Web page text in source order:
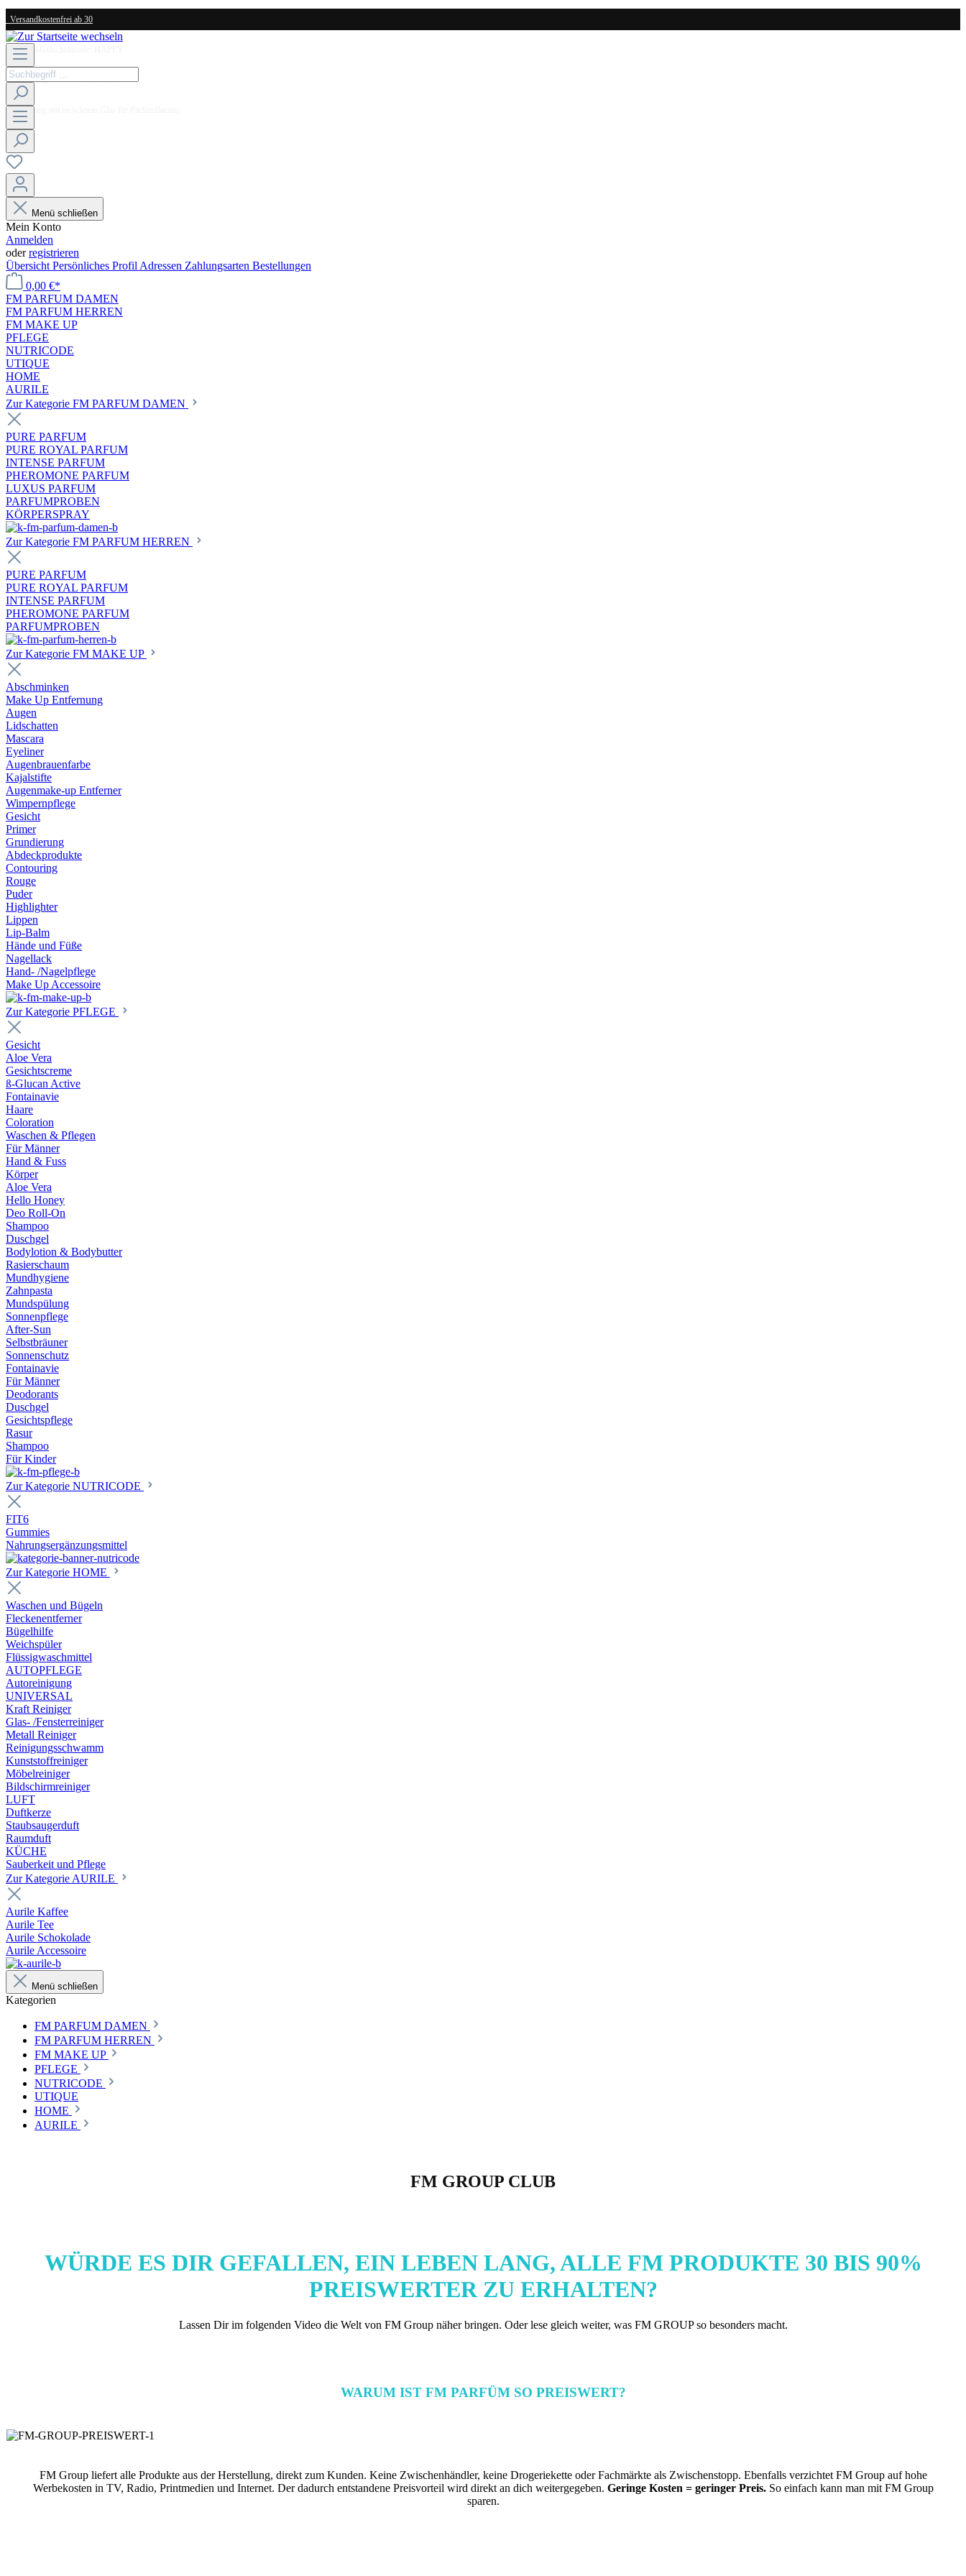
Versandkostenfrei ab 30
Geheim-Gutscheincode: HAPPY
Bewertung ⭐⭐⭐⭐⭐ 4.75 / 5.00
Nachhaltig mit recycletem Glas für Parfümflacons
Menü schließen
Mein Konto
Anmelden
oderregistrieren
Übersicht Persönliches Profil Adressen Zahlungsarten Bestellungen
0,00 €*
FM PARFUM DAMEN
FM PARFUM HERREN
FM MAKE UP
PFLEGE
NUTRICODE
UTIQUE
HOME
AURILE
Zur Kategorie FM PARFUM DAMEN
PURE PARFUM
PURE ROYAL PARFUM
INTENSE PARFUM
PHEROMONE PARFUM
LUXUS PARFUM
PARFUMPROBEN
KÖRPERSPRAY
Zur Kategorie FM PARFUM HERREN
PURE PARFUM
PURE ROYAL PARFUM
INTENSE PARFUM
PHEROMONE PARFUM
PARFUMPROBEN
Zur Kategorie FM MAKE UP
Abschminken
Make Up Entfernung
Augen
Lidschatten
Mascara
Eyeliner
Augenbrauenfarbe
Kajalstifte
Augenmake-up Entferner
Wimpernpflege
Gesicht
Primer
Grundierung
Abdeckprodukte
Contouring
Rouge
Puder
Highlighter
Lippen
Lip-Balm
Hände und Füße
Nagellack
Hand- /Nagelpflege
Make Up Accessoire
Zur Kategorie PFLEGE
Gesicht
Aloe Vera
Gesichtscreme
ß-Glucan Active
Fontainavie
Haare
Coloration
Waschen & Pflegen
Für Männer
Hand & Fuss
Körper
Aloe Vera
Hello Honey
Deo Roll-On
Shampoo
Duschgel
Bodylotion & Bodybutter
Rasierschaum
Mundhygiene
Zahnpasta
Mundspülung
Sonnenpflege
After-Sun
Selbstbräuner
Sonnenschutz
Fontainavie
Für Männer
Deodorants
Duschgel
Gesichtspflege
Rasur
Shampoo
Für Kinder
Zur Kategorie NUTRICODE
FIT6
Gummies
Nahrungsergänzungsmittel
Zur Kategorie HOME
Waschen und Bügeln
Fleckenentferner
Bügelhilfe
Weichspüler
Flüssigwaschmittel
AUTOPFLEGE
Autoreinigung
UNIVERSAL
Kraft Reiniger
Glas- /Fensterreiniger
Metall Reiniger
Reinigungsschwamm
Kunststoffreiniger
Möbelreiniger
Bildschirmreiniger
LUFT
Duftkerze
Staubsaugerduft
Raumduft
KÜCHE
Sauberkeit und Pflege
Zur Kategorie AURILE
Aurile Kaffee
Aurile Tee
Aurile Schokolade
Aurile Accessoire
Menü schließen
Kategorien
FM PARFUM DAMEN
FM PARFUM HERREN
FM MAKE UP
PFLEGE
NUTRICODE
UTIQUE
HOME
AURILE
FM GROUP CLUB
WÜRDE ES DIR GEFALLEN, EIN LEBEN LANG, ALLE FM PRODUKTE 30 BIS 90%
PREISWERTER ZU ERHALTEN?
Lassen Dir im folgenden Video die Welt von FM Group näher bringen. Oder lese gleich weiter, was FM GROUP so besonders macht.
WARUM IST FM PARFÜM SO PREISWERT?
FM Group liefert alle Produkte aus der Herstellung, direkt zum Kunden. Keine Zwischenhändler, keine Drogeriekette oder Fachmärkte als Zwischenstopp. Ebenfalls verzichtet FM Group auf hohe
Werbekosten in TV, Radio, Printmedien und Internet. Der dadurch entstandene Preisvorteil wird direkt an dich weitergegeben. Geringe Kosten = geringer Preis.So einfach kann man mit FM Group
sparen.